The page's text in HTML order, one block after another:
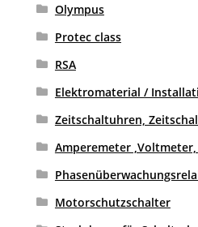
Olympus
Protec class
RSA
Elektromaterial /
Zeitschaltuhren,
Amperemeter
Motorschutzschalter